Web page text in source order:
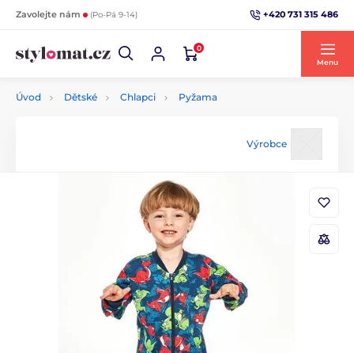
Zavolejte nám (Po-Pá 9-14) +420 731 315 486
0
Menu
Úvod Dětské Chlapci Pyžama
Výrobce